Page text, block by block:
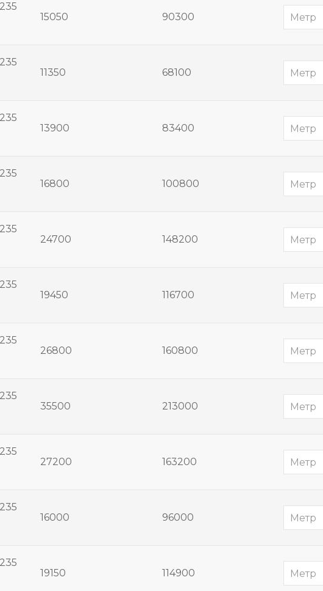
15050 90300
11350 68100
13900 83400
16800 100800
24700 148200
19450 116700
26800 160800
35500 213000
27200 163200
16000 96000
19150 114900